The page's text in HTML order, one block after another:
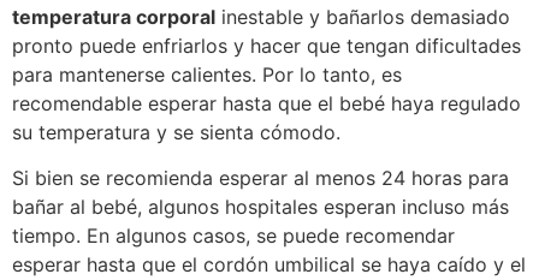
temperatura corporal inestable y bañarlos demasiado
pronto puede enfriarlos y hacer que tengan dificultades
para mantenerse calientes. Por lo tanto, es
recomendable esperar hasta que el bebé haya regulado
su temperatura y se sienta cómodo.
Si bien se recomienda esperar al menos 24 horas para
bañar al bebé, algunos hospitales esperan incluso más
tiempo. En algunos casos, se puede recomendar
esperar hasta que el cordón umbilical se haya caído y el